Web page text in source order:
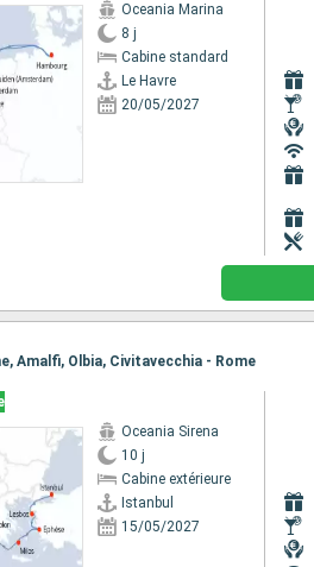
Oceania Marina
8 j
Cabine standard
Le Havre
20/05/2027
Amalfi, Olbia, Civitavecchia - Rome
Oceania Sirena
10 j
Cabine extérieure
Istanbul
15/05/2027